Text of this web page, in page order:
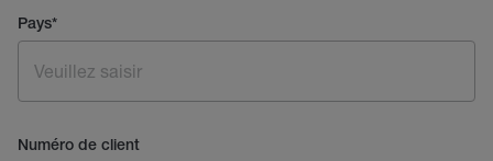
Pays*
Numéro de client